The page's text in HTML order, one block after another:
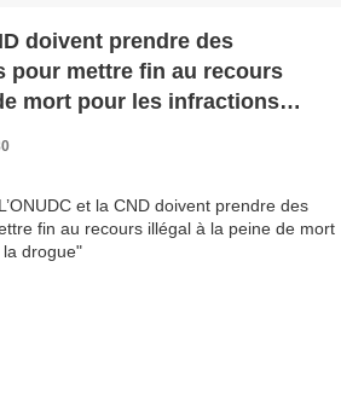
doivent prendre des
pour mettre fin au recours
mort pour les infractions